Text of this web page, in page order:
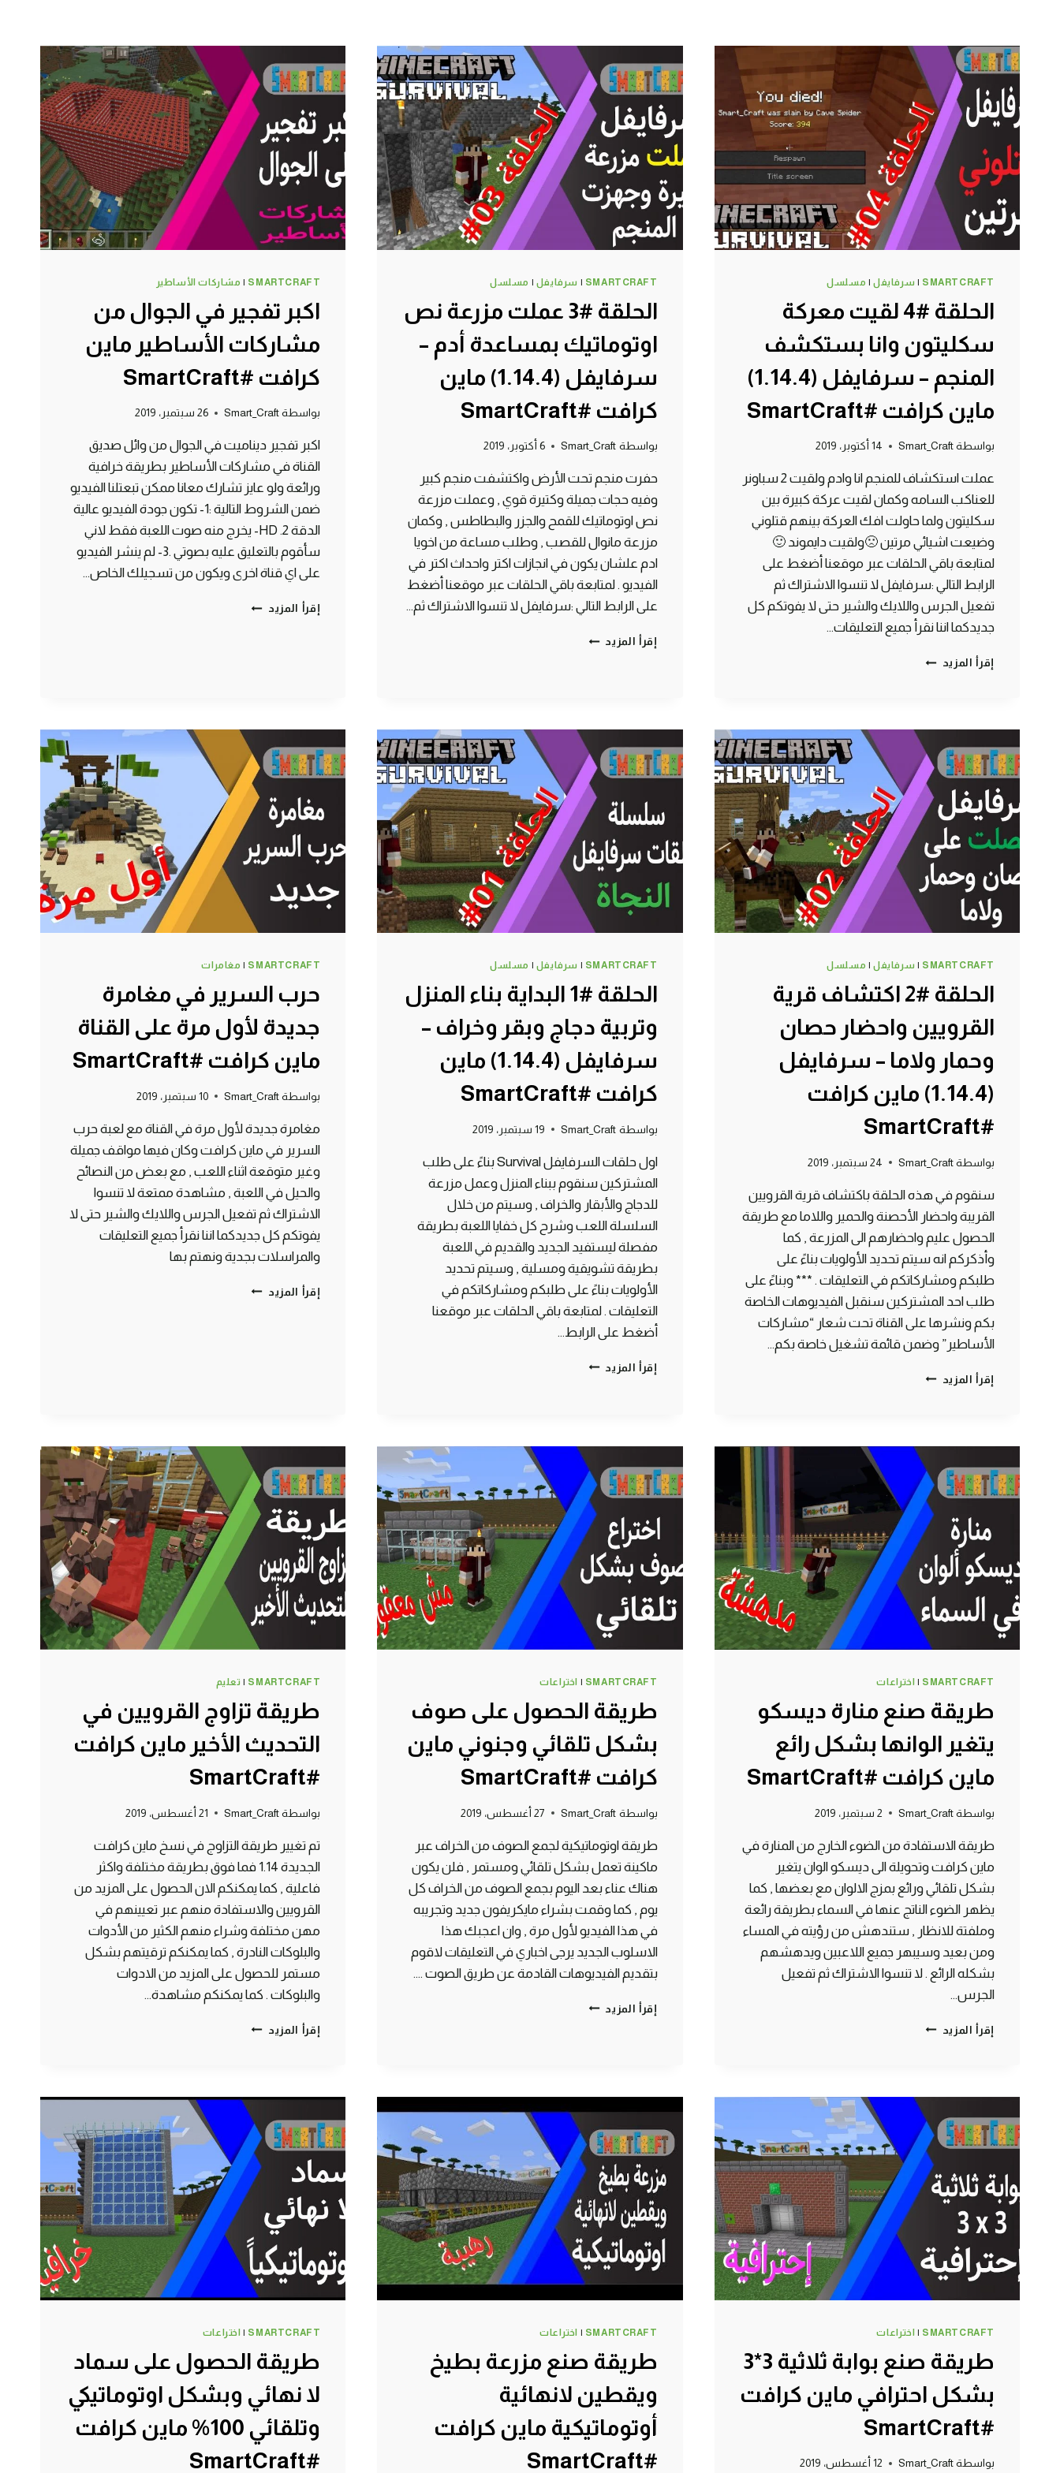
SMARTCRAFT
| سرفايفل| مسلسل
الحلقة #4 لقيت معركة
سكليتون وانا بستكشف
المنجم – سرفايفل (1.14.4)
ماين كرافت #SmartCraft
بواسطة Smart_Craft 14 أكتوبر، 2019
عملت استكشاف للمنجم انا وادم ولقيت 2 سباونر
للعناكب السامه وكمان لقيت عركة كبيرة بين
سكليتون ولما حاولت افك العركة بينهم قتلوني
وضيعت اشيائي مرتين 🙁ولقيت دايموند 🙂
لمتابعة باقي الحلقات عبر موقعنا أضغط على
الرابط التالي :سرفايفل لا تنسوا الاشتراك ثم
تفعيل الجرس واللايك والشير حتى لا يفوتكم كل
جديدكما اننا نقرأ جميع التعليقات…
إقرأ المزيد الحلقة
بستكشف
المنجم
سرفايفل
(1.14.4)
ماين
كرافت
#SMARTCRAFT
SMARTCRAFT
| سرفايفل | مسلسل
الحلقة #3 عملت مزرعة نص
اوتوماتيك بمساعدة أدم –
سرفايفل (1.14.4) ماين
كرافت #SmartCraft
بواسطة Smart_Craft 6 أكتوبر، 2019
حفرت منجم تحت الأرض واكتشفت منجم كبير
وفيه حجات جميلة وكتيرة قوي , وعملت مزرعة
نص اوتوماتيك للقمح والجزر والبطاطس , وكمان
مزرعة مانوال للقصب , وطلب مساعة من اخويا
ادم علشان يكون في انجازات اكتر واحداث اكتر في
الفيديو . لمتابعة باقي الحلقات عبر موقعنا أضغط
على الرابط التالي :سرفايفل لا تنسوا الاشتراك ثم…
إقرأ المزيد الحلقة
بمساعدة
أدم
–
سرفايفل
(1.14.4)
ماين
كرافت
#SMARTCRAFT
SMARTCRAFT
| مشاركات الأساطير
اكبر تفجير في الجوال من
مشاركات الأساطير ماين
كرافت #SmartCraft
بواسطة Smart_Craft 26 سبتمبر، 2019
اكبر تفجير ديناميت في الجوال من وائل صديق
القناة في مشاركات الأساطير بطريقة خرافية
ورائعة ولو عايز تشارك معانا ممكن تبعتلنا الفيديو
ضمن الشروط التالية :1- تكون جودة الفيديو عالية
الدقة HD .2- يخرج منه صوت اللعبة فقط لاني
سأقوم بالتعليق عليه بصوتي .3- لم ينشر الفيديو
على اي قناة اخرى ويكون من تسجيلك الخاص…
إقرأ المزيد اكبر
كرافت
#SMARTCRAFT
SMARTCRAFT
| سرفايفل| مسلسل
الحلقة #2 اكتشاف قرية
القرويين واحضار حصان
وحمار ولاما – سرفايفل
(1.14.4) ماين كرافت
#SmartCraft
بواسطة Smart_Craft 24 سبتمبر، 2019
سنقوم في هذه الحلقة باكتشاف قرية القرويين
القريبة واحضار الأحصنة والحمير واللاما مع طريقة
الحصول عليم واحضارهم الى المزرعة , كما
وأذكركم انه سيتم تحديد الأولويات بناءً على
طلبكم ومشاركاتكم في التعليقات . *** وبناءً على
طلب احد المشتركين سنقبل الفيديوهات الخاصة
بكم ونشرها على القناة تحت شعار “مشاركات
الأساطير” وضمن قائمة تشغيل خاصة بكم…
إقرأ المزيد الحلقة
واحضار
حصان
وحمار
ولاما
سرفايفل
ماين
#SMARTCRAFT
SMARTCRAFT
| سرفايفل | مسلسل
الحلقة #1 البداية بناء المنزل
وتربية دجاج وبقر وخراف –
سرفايفل (1.14.4) ماين
كرافت #SmartCraft
بواسطة Smart_Craft 19 سبتمبر، 2019
اول حلقات السرفايفل Survival بناءً على طلب
المشتركين سنقوم ببناء المنزل وعمل مزرعة
للدجاج والأبقار والخراف , وسيتم من خلال
السلسلة اللعب وشرح كل خفايا اللعبة بطريقة
مفصلة ليستفيد الجديد والقديم في اللعبة
بطريقة تشويقية ومسلية , وسيتم تحديد
الأولويات بناءً على طلبكم ومشاركاتكم في
التعليقات . لمتابعة باقي الحلقات عبر موقعنا
أضغط على الرابط…
إقرأ المزيد الحلقة
وتربية
دجاج
وبقر
وخراف
سرفايفل
(1.14.4)
ماين
كرافت
SMARTCRAFT
| مغامرات
حرب السرير في مغامرة
جديدة لأول مرة على القناة
ماين كرافت #SmartCraft
بواسطة Smart_Craft 10 سبتمبر، 2019
مغامرة جديدة لأول مرة في القناة مع لعبة حرب
السرير في ماين كرافت وكان فيها مواقف جميلة
وغير متوقعة اثناء اللعب , مع بعض من النصائح
والحيل في اللعبة , مشاهدة ممتعة لا تنسوا
الاشتراك ثم تفعيل الجرس واللايك والشير حتى لا
يفوتكم كل جديدكما اننا نقرأ جميع التعليقات
والمراسلات بجدية ونهتم بها
إقرأ المزيد حرب
كرافت
#SMARTCRAFT
SMARTCRAFT
| اختراعات
طريقة صنع منارة ديسكو
يتغير الوانها بشكل رائع
ماين كرافت #SmartCraft
بواسطة Smart_Craft 2 سبتمبر، 2019
طريقة الاستفادة من الضوء الخارج من المنارة في
ماين كرافت وتحويلة الى ديسكو الوان يتغير
بشكل تلقائي ورائع بمزج الالوان مع بعضها , كما
يظهر الضوء الناتج عنها في السماء بطريقة رائعة
وملفتة للانظار , ستندهش من رؤيته في المساء
ومن بعيد وسيبهر جميع اللاعبين ويدهشهم
بشكله الرائع . لا تنسوا الاشتراك ثم تفعيل
الجرس…
إقرأ المزيد طريقة
الوانها
بشكل
رائع
ماين
كرافت
#SMARTCRAFT
SMARTCRAFT
| اختراعات
طريقة الحصول على صوف
بشكل تلقائي وجنوني ماين
كرافت #SmartCraft
بواسطة Smart_Craft 27 أغسطس، 2019
طريقة اوتوماتيكية لجمع الصوف من الخراف عبر
ماكينة تعمل بشكل تلقائي ومستمر , فلن يكون
هناك عناء بعد اليوم بجمع الصوف من الخراف كل
يوم , كما وقمت بشراء مايكريفون جديد وتجريبه
في هذا الفيديو لأول مرة , وان اعجبك هذا
الاسلوب الجديد يرجى اخباري في التعليقات لاقوم
بتقديم الفيديوهات القادمة عن طريق الصوت ….
إقرأ المزيد طريقة
كرافت
#SMARTCRAFT
SMARTCRAFT
| تعليم
طريقة تزاوج القرويين في
التحديث الأخير ماين كرافت
#SmartCraft
بواسطة Smart_Craft 21 أغسطس، 2019
تم تغيير طريقة التزاوج في نسخ ماين كرافت
الجديدة 1.14 فما فوق بطريقة مختلفة واكثر
فاعلية , كما يمكنكم الان الحصول على المزيد من
القرويين والاستفادة منهم عبر تعيينهم في
مهن مختلفة وشراء منهم الكثير من الأدوات
والبلوكات النادرة , كما يمكنكم ترقيتهم بشكل
مستمر للحصول على المزيد من الادوات
والبلوكات . كما يمكنكم مشاهدة…
إقرأ المزيد طريقة
الأخير
ماين
كرافت
SMARTCRAFT
| اختراعات
طريقة صنع بوابة ثلاثية 3*3
بشكل احترافي ماين كرافت
#SmartCraft
بواسطة Smart_Craft 12 أغسطس، 2019
SMARTCRAFT
| اختراعات
طريقة صنع مزرعة بطيخ
ويقطين لانهائية
أوتوماتيكية ماين كرافت
#SmartCraft
SMARTCRAFT
| اختراعات
طريقة الحصول على سماد
لا نهائي وبشكل اوتوماتيكي
وتلقائي 100% ماين كرافت
#SmartCraft